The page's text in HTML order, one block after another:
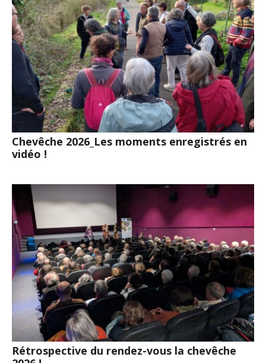
Chevêche 2026_Les moments enregistrés en
vidéo !
Rétrospective du rendez-vous la chevêche